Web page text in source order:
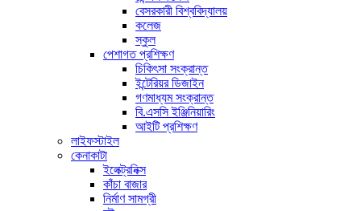
বেসরকারী বিশ্ববিদ্যালয়
কলেজ
স্কুল
পেশাগত প্রশিক্ষণ
চিকিৎসা সংক্রান্ত
ইন্টেরিয়র ডিজাইন
গণমাধ্যম সংক্রান্ত
বি.এসসি ইঞ্জিনিয়ারিং
আইটি প্রশিক্ষণ
লাইফস্টাইল
কেনাকাটা
ইলেক্ট্রনিক্স
কাঁচা বাজার
নির্মাণ সামগ্রী